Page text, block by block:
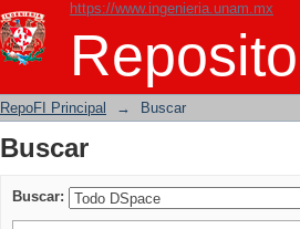
https://www.ingenieria.unam.mx
Buscar
RepoFI Principal → Buscar
Buscar
Buscar: